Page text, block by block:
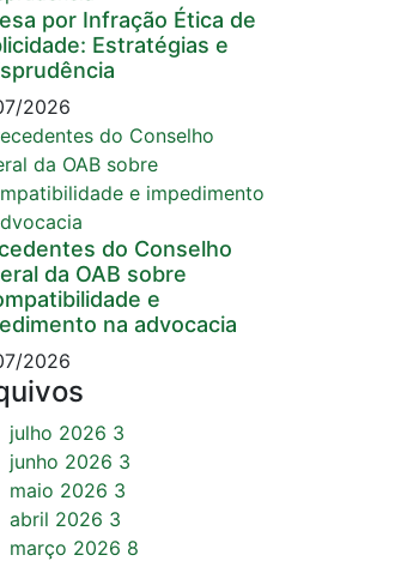
por Infração Ética de
Estratégias e
2026
do Conselho
da OAB sobre
e
na advocacia
2026
julho 2026 3
junho 2026 3
maio 2026 3
abril 2026 3
março 2026 8